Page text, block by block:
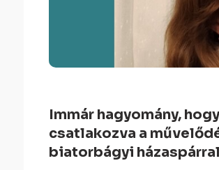
Immár hagyomány,
csatlakozva a
biatorbágyi